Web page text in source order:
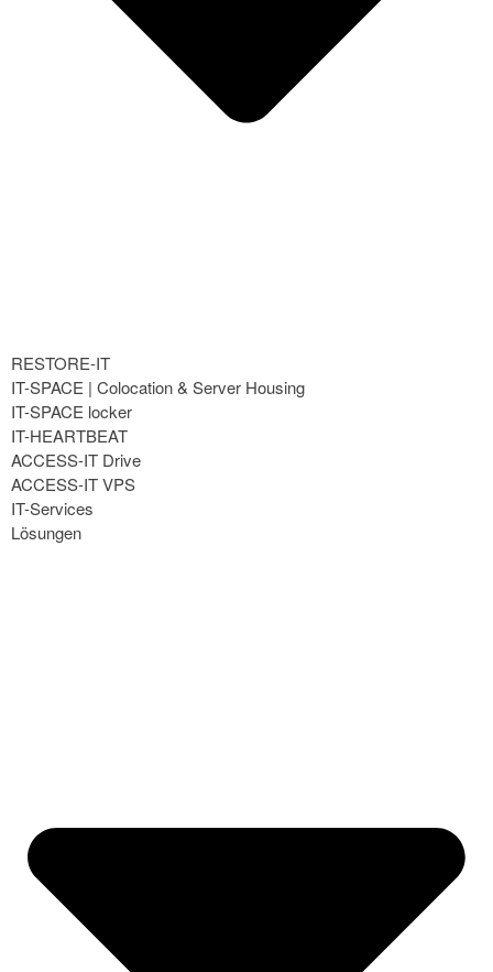
RESTORE-IT
IT-SPACE | Colocation & Server Housing
IT-SPACE locker
IT-HEARTBEAT
ACCESS-IT Drive
ACCESS-IT VPS
IT-Services
Lösungen